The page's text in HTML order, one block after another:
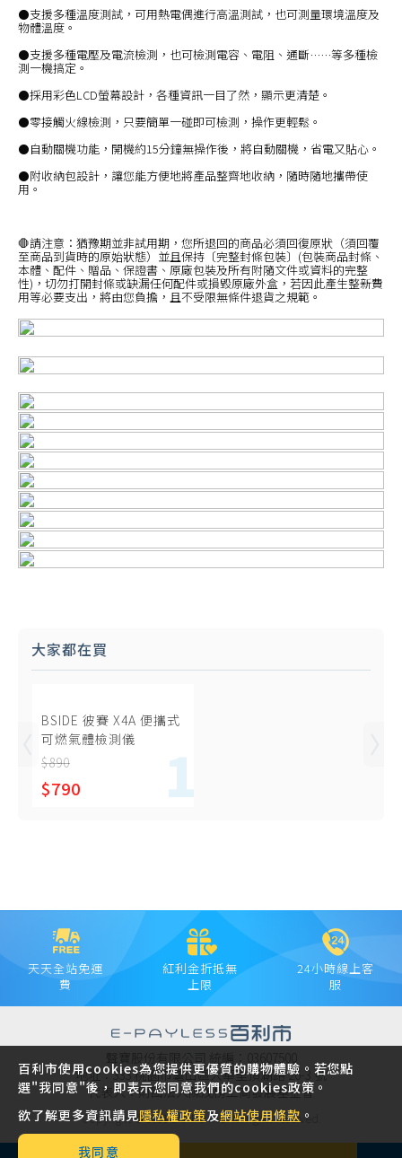
⚫支援多種溫度測試，可用熱電偶進行高溫測試，也可測量環境溫度及
物體溫度。
⚫支援多種電壓及電流檢測，也可檢測電容、電阻、通斷……等多種檢
測一機搞定。
⚫採用彩色LCD螢幕設計，各種資訊一目了然，顯示更清楚。
⚫零接觸火線檢測，只要簡單一碰即可檢測，操作更輕鬆。
⚫自動關機功能，開機約15分鐘無操作後，將自動關機，省電又貼心。
⚫附收納包設計，讓您能方便地將產品整齊地收納，隨時隨地攜帶使
用。
🛑請注意：猶豫期並非試用期，您所退回的商品必須回復原狀（須回覆
至商品到貨時的原始狀態）並且保持〔完整封條包裝〕(包裝商品封條、
本體、配件、贈品、保證書、原廠包裝及所有附隨文件或資料的完整
性)，切勿打開封條或缺漏任何配件或損毀原廠外盒，若因此產生整新費
用等必要支出，將由您負擔，且不受限無條件退貨之規範。
大家都在買
BSIDE 彼賽 X4A 便攜式
可燃氣體檢測儀
$890
$790
天天全站免運
費
紅利金折抵無
上限
24小時線上客
服
聲寶股份有限公司 統編：03607500
地址：333 桃園市龜山區大華里頂湖路 26-3 號
代表人：財團法人陳茂榜工商發展基金會
Copyright © 2021 SAMPO INC. All rights reserved.
百利市使用cookies為您提供更優質的購物體驗。若您點
選"我同意"後，即表示您同意我們的cookies政策。
欲了解更多資訊請見隱私權政策及網站使用條款 。
我同意